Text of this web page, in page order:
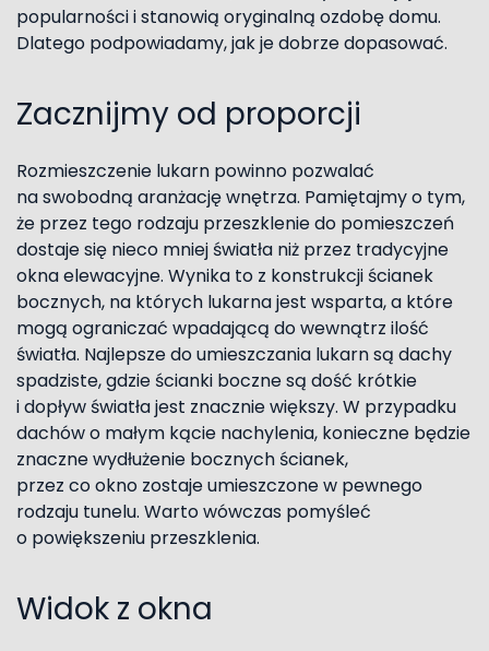
popularności i stanowią oryginalną ozdobę domu.
Dlatego podpowiadamy, jak je dobrze dopasować.
Zacznijmy od proporcji
Rozmieszczenie lukarn powinno pozwalać
na swobodną aranżację wnętrza. Pamiętajmy o tym,
że przez tego rodzaju przeszklenie do pomieszczeń
dostaje się nieco mniej światła niż przez tradycyjne
okna elewacyjne. Wynika to z konstrukcji ścianek
bocznych, na których lukarna jest wsparta, a które
mogą ograniczać wpadającą do wewnątrz ilość
światła. Najlepsze do umieszczania lukarn są dachy
spadziste, gdzie ścianki boczne są dość krótkie
i dopływ światła jest znacznie większy. W przypadku
dachów o małym kącie nachylenia, konieczne będzie
znaczne wydłużenie bocznych ścianek,
przez co okno zostaje umieszczone w pewnego
rodzaju tunelu. Warto wówczas pomyśleć
o powiększeniu przeszklenia.
Widok z okna